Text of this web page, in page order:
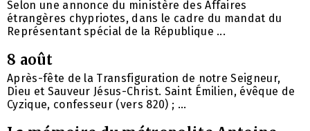
Selon une annonce du ministère des Affaires
étrangères chypriotes, dans le cadre du mandat du
Représentant spécial de la République ...
8 août
Après-fête de la Transfiguration de notre Seigneur,
Dieu et Sauveur Jésus-Christ. Saint Émilien, évêque de
Cyzique, confesseur (vers 820) ; ...